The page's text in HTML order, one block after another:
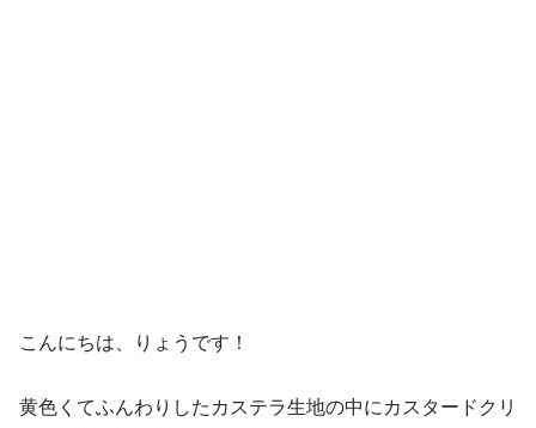
こんにちは、りょうです！
黄色くてふんわりしたカステラ生地の中にカスタードクリ